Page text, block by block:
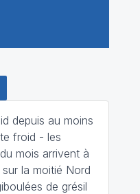
depuis au moins
froid - les
mois arrivent à
la moitié Nord
de grésil